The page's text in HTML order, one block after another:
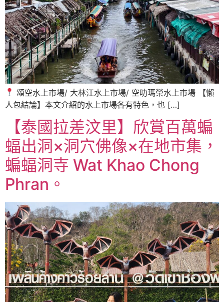
頌空水上市場/ 大林江水上市場/ 空叻瑪榮水上市場 【懶
人包結論】本文介紹的水上市場各有特色，也 […]
【泰國拉差汶里】欣賞百萬蝙
蝠出洞×洞穴佛像×在地市集，
蝙蝠洞寺 Wat Khao Chong
Phran。